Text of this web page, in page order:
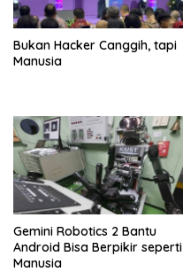
Bukan Hacker Canggih, tapi
Manusia
Gemini Robotics 2 Bantu
Android Bisa Berpikir seperti
Manusia